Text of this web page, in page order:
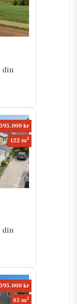
din
395.000 kr
122 m2
din
395.000 kr
85 m2